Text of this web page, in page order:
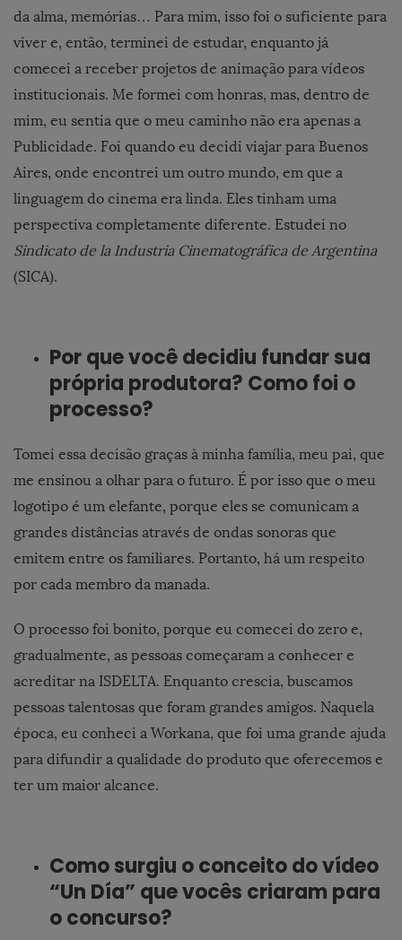
da alma, memórias… Para mim, isso foi o suficiente para
viver e, então, terminei de estudar, enquanto já
comecei a receber projetos de animação para vídeos
institucionais. Me formei com honras, mas, dentro de
mim, eu sentia que o meu caminho não era apenas a
Publicidade. Foi quando eu decidi viajar para Buenos
Aires, onde encontrei um outro mundo, em que a
linguagem do cinema era linda. Eles tinham uma
perspectiva completamente diferente. Estudei no
Sindicato de la Industria Cinematográfica de Argentina
(SICA).
Por que você decidiu fundar sua
própria produtora? Como foi o
processo?
Tomei essa decisão graças à minha família, meu pai, que
me ensinou a olhar para o futuro. É por isso que o meu
logotipo é um elefante, porque eles se comunicam a
grandes distâncias através de ondas sonoras que
emitem entre os familiares. Portanto, há um respeito
por cada membro da manada.
O processo foi bonito, porque eu comecei do zero e,
gradualmente, as pessoas começaram a conhecer e
acreditar na ISDELTA. Enquanto crescia, buscamos
pessoas talentosas que foram grandes amigos. Naquela
época, eu conheci a Workana, que foi uma grande ajuda
para difundir a qualidade do produto que oferecemos e
ter um maior alcance.
Como surgiu o conceito do vídeo
“Un Día” que vocês criaram para
o concurso?